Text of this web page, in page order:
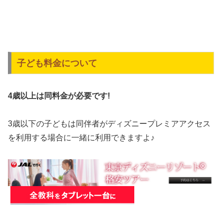
子ども料金について
4歳以上は同料金が必要です!
3歳以下の子どもは同伴者がディズニープレミアアクセス
を利用する場合に一緒に利用できますよ♪